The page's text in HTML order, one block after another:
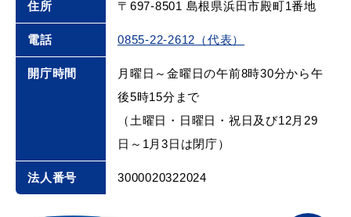
住所 〒697-8501 島根県浜田市殿町1番地
電話 0855-22-2612（代表）
開庁時間
月曜日～金曜日の午前8時30分から午
後5時15分まで
（土曜日・日曜日・祝日及び12月29
日～1月3日は閉庁）
法人番号 3000020322024